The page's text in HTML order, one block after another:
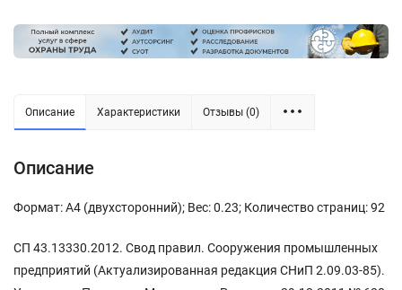
Описание Характеристики Отзывы (0)
Описание
Формат: А4 (двухсторонний); Вес: 0.23; Количество страниц: 92
СП 43.13330.2012. Свод правил. Сооружения промышленных
предприятий (Актуализированная редакция СНиП 2.09.03-85).